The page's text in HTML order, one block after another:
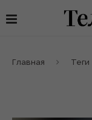
Главная Теги